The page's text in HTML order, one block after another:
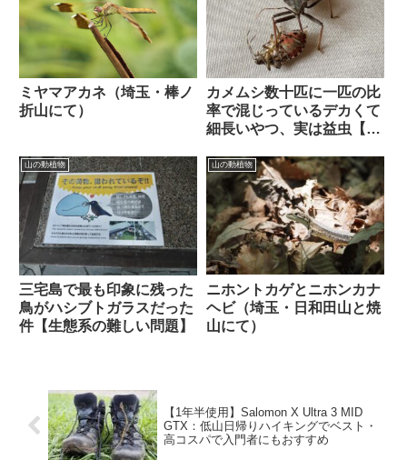
ミヤマアカネ（埼玉・棒ノ
折山にて）
カメムシ数十匹に一匹の比
率で混じっているデカくて
細長いやつ、実は益虫【オ
山の動植物
三宅島で最も印象に残った
鳥がハシブトガラスだった
件【生態系の難しい問題】
山の動植物
ニホントカゲとニホンカナ
ヘビ（埼玉・日和田山と焼
山にて）
【1年半使用】Salomon X Ultra 3 MID
GTX：低山日帰りハイキングでベスト・
高コスパで入門者にもおすすめ